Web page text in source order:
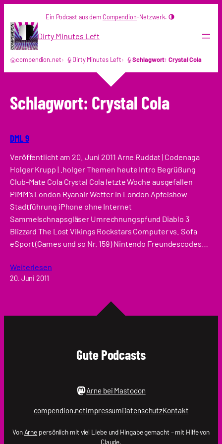
Inhalt
springen
Ein Podcast aus dem Compendion-Netzwerk.
Dirty Minutes Left
compendion.net Dirty Minutes Left Schlagwort: Crystal Cola
Schlagwort: Crystal Cola
DML 9
Veröffentlicht am 20. Juni 2011 Arne Ruddat | Codenaga
Holger Krupp | .holger Themen heute Intro Begrüßung
Club-Mate Cola Crystal Cola letzte Woche ausgefallen
PIMM’s London Ryanair Wetter in London Apfelshow
Stadtführung iPhone ohne Internet
Sammelschnapsgläser Umrechnungspfund Diablo 3
Blizzard The Lost Vikings Rockstars Computer vs. Sofa
eSport (Games und so Nr. 159) Nintendo Freundescodes…
Weiterlesen
20. Juni 2011
Gute Podcasts
Arne bei Mastodon
compendion.netImpressumDatenschutzKontakt
VonArne persönlich mit viel Liebe und Hingabe gemacht – mit Hilfe von
Claude.